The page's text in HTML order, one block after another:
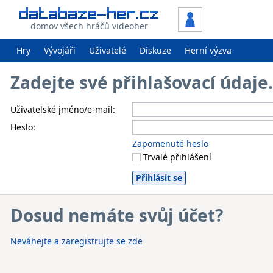
domov všech hráčů videoher
Hry Vývojáři Uživatelé Diskuze Herní výzva
Zadejte své přihlašovací
Uživatelské jméno/e-mail:
Heslo:
Zapomenuté heslo
Trvalé přihlášení
Dosud nemáte svůj účet?
Neváhejte a zaregistrujte se zde